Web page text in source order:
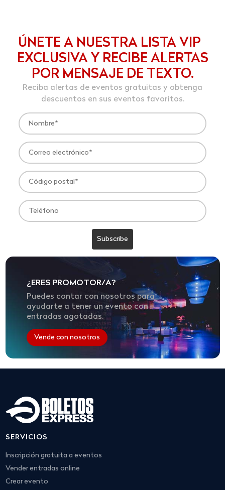
ÚNETE A NUESTRA LISTA VIP
EXCLUSIVA Y RECIBE ALERTAS
POR MENSAJE DE TEXTO.
Reciba alertas de eventos gratuitas y obtenga
descuentos en sus eventos favoritos.
¿ERES PROMOTOR/A?
Puedes contar con nosotros para
ayudarte a tener un evento con
entradas agotadas.
Vende con nosotros
SERVICIOS
Inscripción gratuita a eventos
Vender entradas online
Crear evento